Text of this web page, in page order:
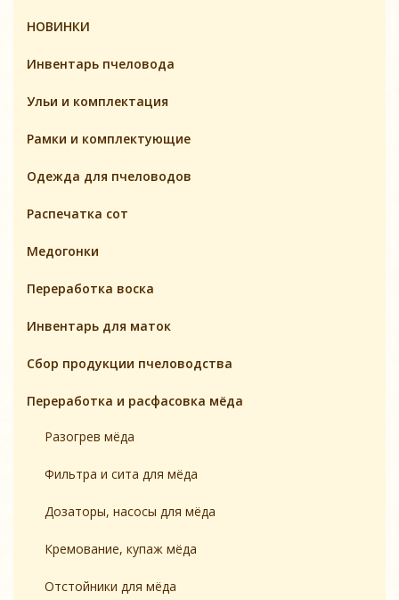
НОВИНКИ
Инвентарь пчеловодa
Ульи и комплектация
Pамки и комплeктующие
Одежда для пчеловодов
Распечатка сот
Медогонки
Переработка воска
Инвентарь для маток
Cбор продукции пчеловодства
Переработка и расфасовка мёда
Разогрев мёда
Фильтра и сита для мёда
Дозаторы, насосы для мёда
Кремование, купаж мёда
Отстойники для мёда